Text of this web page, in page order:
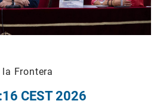
Frontera
CEST 2026